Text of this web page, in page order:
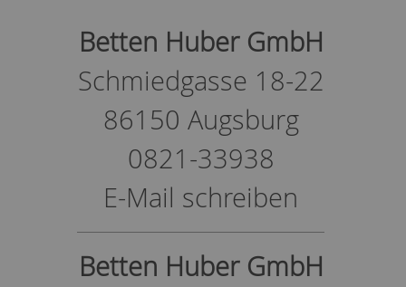
Betten Huber GmbH
Schmiedgasse 18-22
86150 Augsburg
0821-33938
E-Mail schreiben
Betten Huber GmbH